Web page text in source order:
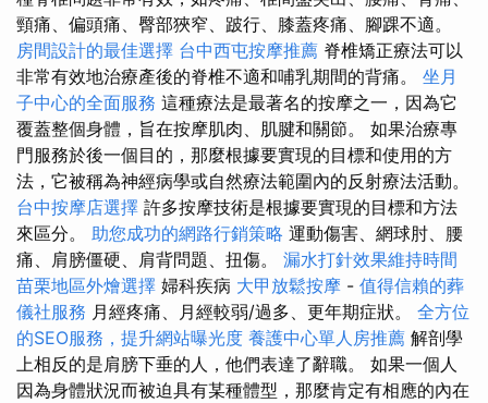
頸痛、偏頭痛、臀部狹窄、跛行、膝蓋疼痛、腳踝不適。
房間設計的最佳選擇 台中西屯按摩推薦 脊椎矯正療法可以
非常有效地治療產後的脊椎不適和哺乳期間的背痛。 坐月
子中心的全面服務 這種療法是最著名的按摩之一，因為它
覆蓋整個身體，旨在按摩肌肉、肌腱和關節。 如果治療專
門服務於後一個目的，那麼根據要實現的目標和使用的方
法，它被稱為神經病學或自然療法範圍內的反射療法活動。
台中按摩店選擇 許多按摩技術是根據要實現的目標和方法
來區分。 助您成功的網路行銷策略 運動傷害、網球肘、腰
痛、肩膀僵硬、肩背問題、扭傷。 漏水打針效果維持時間
苗栗地區外燴選擇 婦科疾病 大甲放鬆按摩 - 值得信賴的葬
儀社服務 月經疼痛、月經較弱/過多、更年期症狀。 全方位
的SEO服務，提升網站曝光度 養護中心單人房推薦 解剖學
上相反的是肩膀下垂的人，他們表達了辭職。 如果一個人
因為身體狀況而被迫具有某種體型，那麼肯定有相應的內在